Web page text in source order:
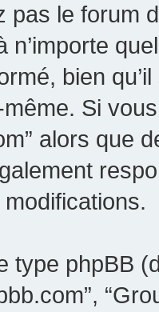
pas le forum
n’importe
bien
Si
alors que
phpBB